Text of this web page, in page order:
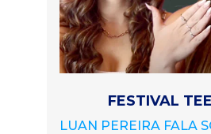
FESTIVAL
LUAN PEREIRA FALA